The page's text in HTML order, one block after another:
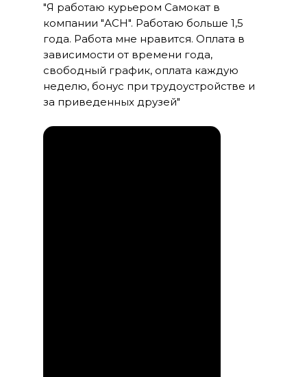
"Я работаю курьером Самокат в
компании "АСН". Работаю больше 1,5
года. Работа мне нравится. Оплата в
зависимости от времени года,
свободный график, оплата каждую
неделю, бонус при трудоустройстве и
за приведенных друзей"